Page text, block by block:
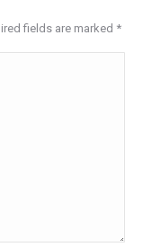
fields are marked *